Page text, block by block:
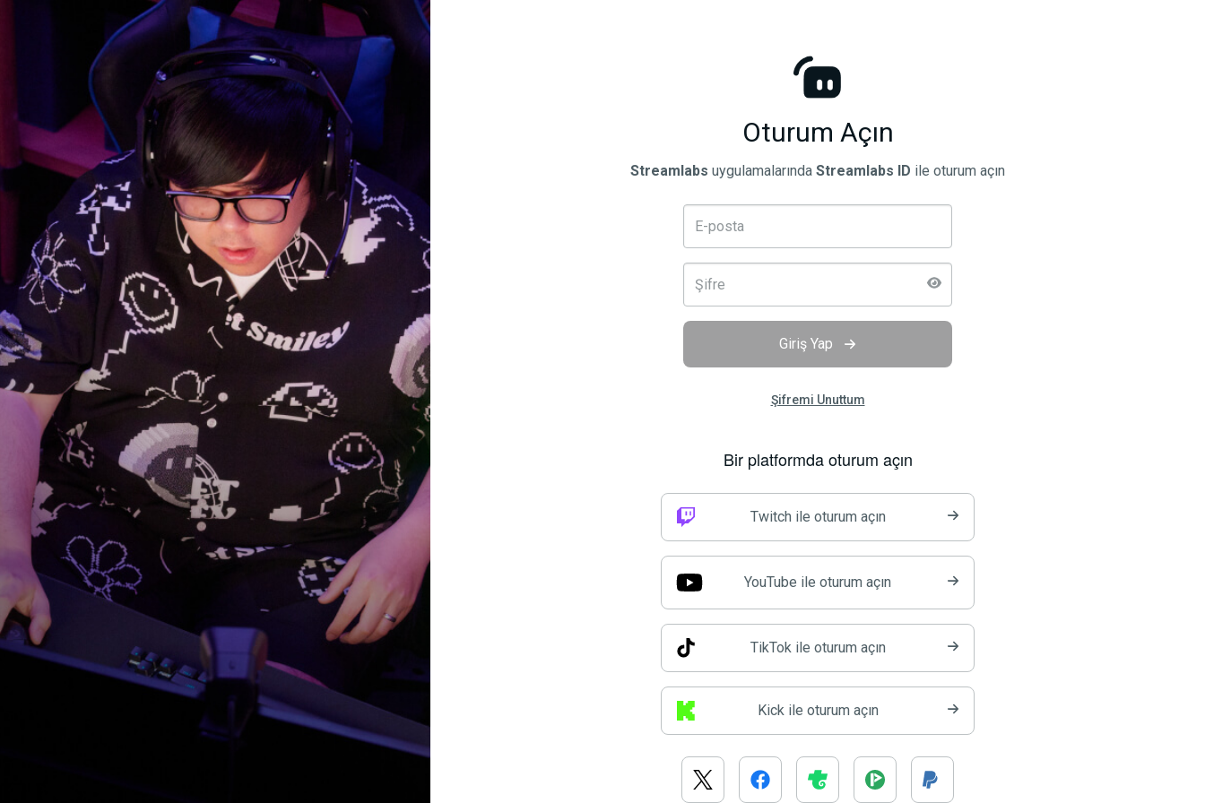
Oturum Açın
Streamlabs uygulamalarında Streamlabs ID ile oturum açın
Giriş Yap
Şifremi Unuttum
Bir platformda oturum açın
Twitch ile oturum açın
YouTube ile oturum açın
TikTok ile oturum açın
Kick ile oturum açın